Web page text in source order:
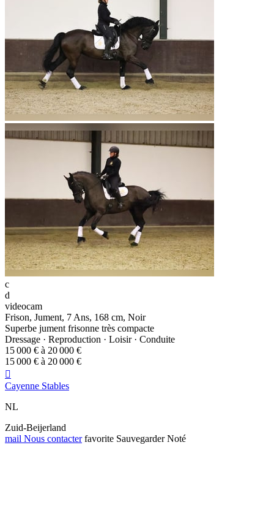
c
d
videocam
Frison, Jument, 7 Ans, 168 cm, Noir
Superbe jument frisonne très compacte
Dressage · Reproduction · Loisir · Conduite
15 000 € à 20 000 €
15 000 € à 20 000 €

Cayenne Stables
NL
Zuid-Beijerland
mail Nous contacter favorite Sauvegarder Noté